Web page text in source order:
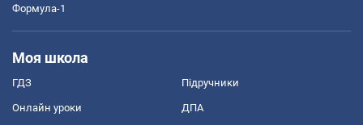
Формула-1
Моя школа
ГДЗ Підручники
Онлайн уроки ДПА